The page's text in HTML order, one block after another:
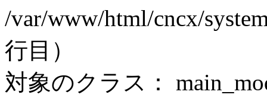
/var/www/html/cncx/
行目）
対象のクラス：